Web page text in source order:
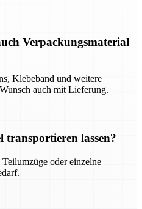
Verpackungsmaterial
Klebeband und weitere
auch mit Lieferung.
lassen?
oder einzelne